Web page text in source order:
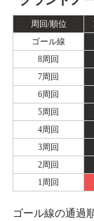
周回/順位
ゴール線
8周回
7周回
6周回
5周回
4周回
3周回
2周回
1周回
ゴール線の通過